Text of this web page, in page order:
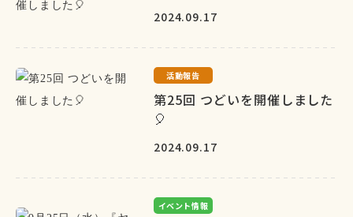
2024.09.17
活動報告
第25回 つどいを開催しました
🎈
2024.09.17
イベント情報